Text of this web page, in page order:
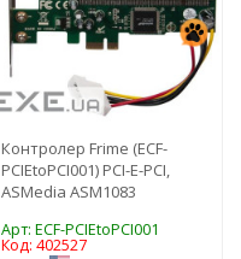
Контролер Frime (ECF-
PCIEtoPCI001) PCI-E-PCI,
ASMedia ASM1083
Арт: ECF-PCIEtoPCI001
Код: 402527